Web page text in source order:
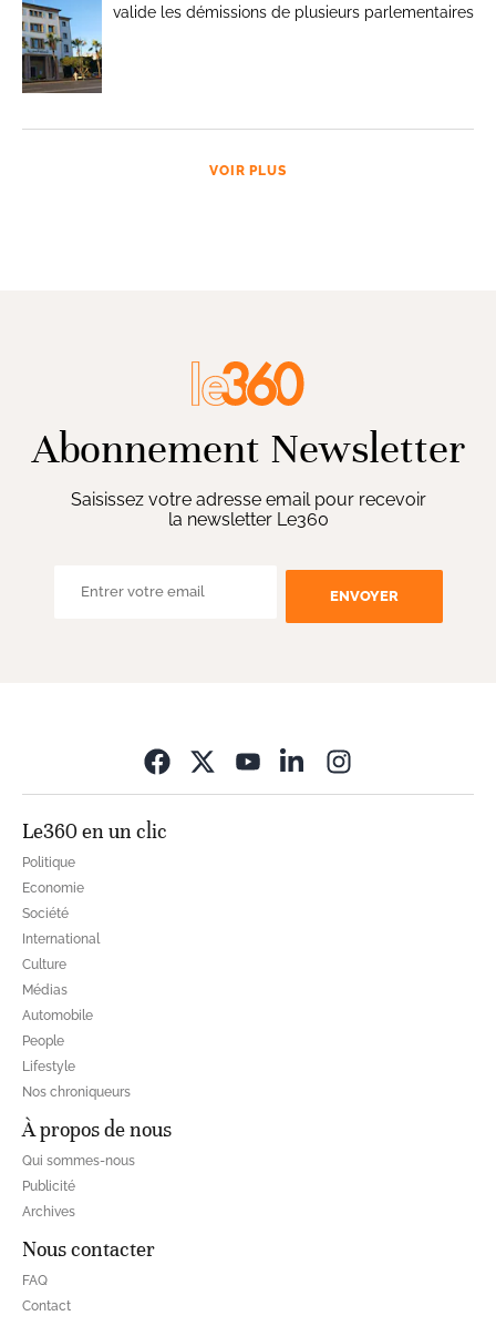
valide les démissions de plusieurs parlementaires
VOIR PLUS
Abonnement Newsletter
Saisissez votre adresse email pour recevoir
la newsletter Le360
ENVOYER
Le360 en un clic
Politique
Economie
Société
International
Culture
Médias
Automobile
People
Lifestyle
Nos chroniqueurs
À propos de nous
Qui sommes-nous
Publicité
Archives
Nous contacter
FAQ
Contact